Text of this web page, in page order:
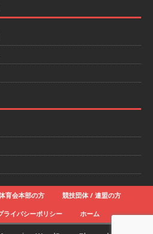
工メーカー ｜ 幅広くマルチに活躍する人
長することが可能 ｜ 住宅手当有 ｜ スチー
ク
年5月11日 ] ≪ 27卒 ｜ ES・適性検査自動
1人に合わせたキャリアを築ける可能性あ
年5月10日 ]
≪ 27卒 ≫ 大手医薬品や食品
ー向けに世界から輸入した生薬・漢方原材
育会本部の方 競技団体 / 連盟の方
ライバシーポリシー ホーム